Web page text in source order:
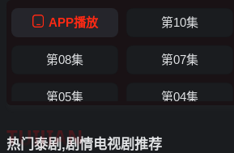
APP播放 第10集
第08集 第07集
第05集 第04集
第02集
热门泰剧,剧情电视剧推荐
TUIJIAN